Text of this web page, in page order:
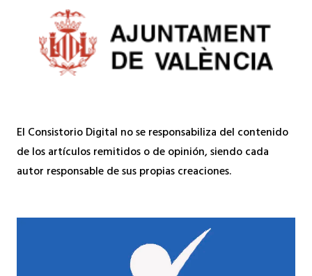
El Consistorio Digital no se responsabiliza del contenido
de los artículos remitidos o de opinión, siendo cada
autor responsable de sus propias creaciones.